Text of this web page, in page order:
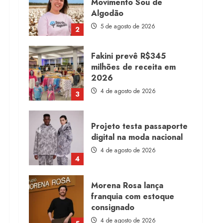
2
Algodão
5 de agosto de 2026
3
Fakini prevê R$345
milhões de receita em
2026
4 de agosto de 2026
4
Projeto testa passaporte
digital na moda nacional
4 de agosto de 2026
Morena Rosa lança
franquia com estoque
consignado
4 de agosto de 2026